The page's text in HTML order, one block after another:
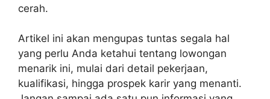
cerah.
Artikel ini akan mengupas tuntas segala hal
yang perlu Anda ketahui tentang lowongan
menarik ini, mulai dari detail pekerjaan,
kualifikasi, hingga prospek karir yang menanti.